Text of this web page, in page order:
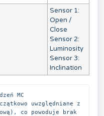
Sensor 1:
Open /
Close
Sensor 2:
Luminosity
Sensor 3:
Inclination
MC
uwzględniane z
co powoduje brak